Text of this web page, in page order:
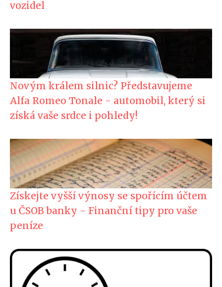
vozidel
Novým králem silnic? Představujeme
Alfa Romeo Tonale - automobil, který si
získá vaše srdce i pohledy!
Získejte vyšší výnosy se spořícím účtem
u ČSOB banky - Finanční tipy pro vaše
peníze